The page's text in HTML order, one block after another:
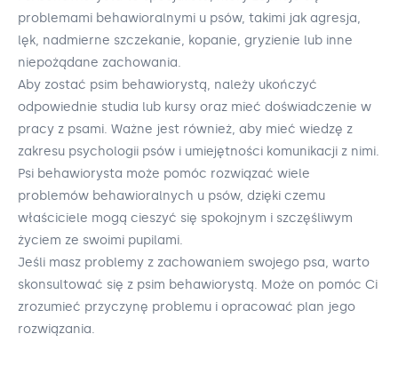
problemami behawioralnymi u psów, takimi jak agresja,
lęk, nadmierne szczekanie, kopanie, gryzienie lub inne
niepożądane zachowania.
Aby zostać psim behawiorystą, należy ukończyć
odpowiednie studia lub kursy oraz mieć doświadczenie w
pracy z psami. Ważne jest również, aby mieć wiedzę z
zakresu psychologii psów i umiejętności komunikacji z nimi.
Psi behawiorysta może pomóc rozwiązać wiele
problemów behawioralnych u psów, dzięki czemu
właściciele mogą cieszyć się spokojnym i szczęśliwym
życiem ze swoimi pupilami.
Jeśli masz problemy z zachowaniem swojego psa, warto
skonsultować się z psim behawiorystą. Może on pomóc Ci
zrozumieć przyczynę problemu i opracować plan jego
rozwiązania.